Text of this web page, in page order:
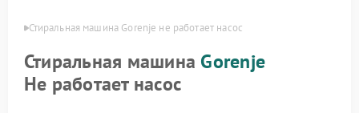
Стиральная машина Gorenje не работает насос
Стиральная машина Gorenje
Не работает насос